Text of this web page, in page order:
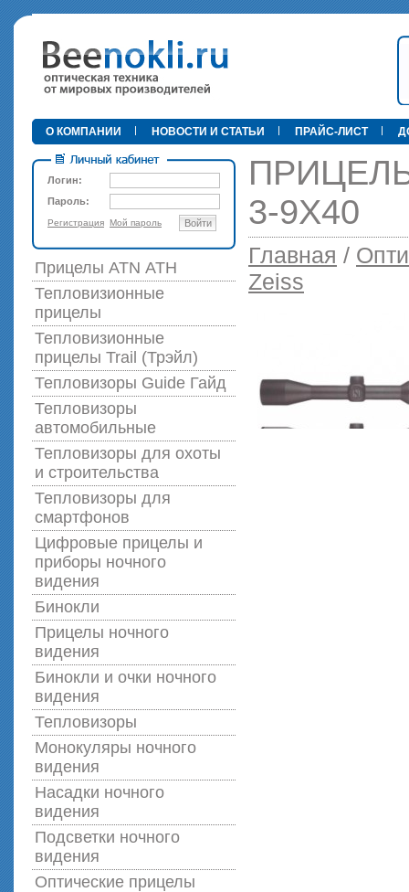
•
О КОМПАНИИ НОВОСТИ И СТАТЬИ ПРАЙС-ЛИСТ
Логин:
Пароль:
Регистрация Мой пароль Войти
Прицелы ATN АТН
Тепловизионные
прицелы
Тепловизионные
прицелы Trail (Трэйл)
Тепловизоры Guide Гайд
Тепловизоры
автомобильные
Тепловизоры для охоты
и строительства
Тепловизоры для
смартфонов
Цифровые прицелы и
приборы ночного
видения
Бинокли
Прицелы ночного
видения
Бинокли и очки ночного
видения
Тепловизоры
Монокуляры ночного
видения
Насадки ночного
видения
Подсветки ночного
видения
Оптические прицелы
ПРИЦЕЛЫ
3-9X40
Главная /
Zeiss